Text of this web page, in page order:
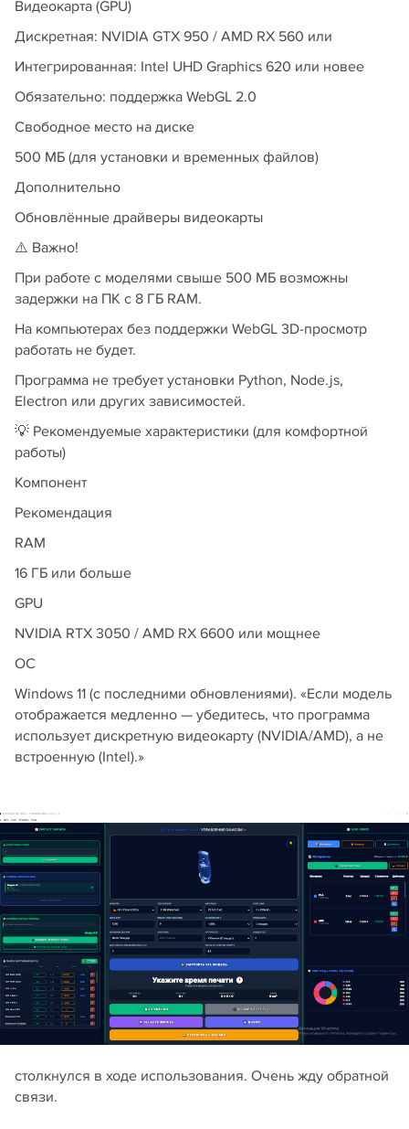
Видеокарта (GPU)
Дискретная: NVIDIA GTX 950 / AMD RX 560 или
Интегрированная: Intel UHD Graphics 620 или новее
Обязательно: поддержка WebGL 2.0
Свободное место на диске
500 МБ (для установки и временных файлов)
Дополнительно
Обновлённые драйверы видеокарты
⚠️ Важно!
При работе с моделями свыше 500 МБ возможны
задержки на ПК с 8 ГБ RAM.
На компьютерах без поддержки WebGL 3D-просмотр
работать не будет.
Программа не требует установки Python, Node.js,
Electron или других зависимостей.
💡 Рекомендуемые характеристики (для комфортной
работы)
Компонент
Рекомендация
RAM
16 ГБ или больше
GPU
NVIDIA RTX 3050 / AMD RX 6600 или мощнее
ОС
Windows 11 (с последними обновлениями). «Если модель
отображается медленно — убедитесь, что программа
использует дискретную видеокарту (NVIDIA/AMD), а не
встроенную (Intel).»
столкнулся в ходе использования. Очень жду обратной
связи.